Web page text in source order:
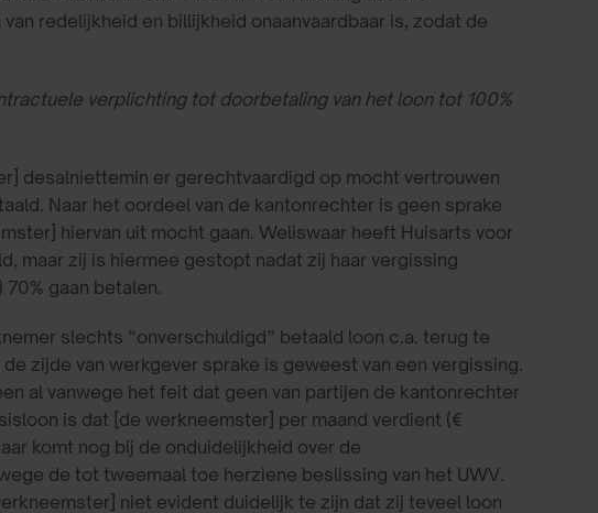
redelijkheid en billijkheid onaanvaardbaar is, zodat de
verplichting tot doorbetaling van het loon tot 100%
desalniettemin er gerechtvaardigd op mocht vertrouwen
Naar het oordeel van de kantonrechter is geen sprake
hiervan uit mocht gaan. Weliswaar heeft Huisarts voor
maar zij is hiermee gestopt nadat zij haar vergissing
gaan betalen.
slechts “onverschuldigd” betaald loon c.a. terug te
zijde van werkgever sprake is geweest van een vergissing.
al vanwege het feit dat geen van partijen de kantonrechter
is dat [de werkneemster] per maand verdient (€
komt nog bij de onduidelijkheid over de
de tot tweemaal toe herziene beslissing van het UWV.
niet evident duidelijk te zijn dat zij teveel loon